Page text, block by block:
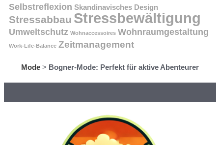
Selbstreflexion Skandinavisches Design
Stressabbau Stressbewältigung
Umweltschutz Wohnaccessoires Wohnraumgestaltung
Work-Life-Balance Zeitmanagement
Mode > Bogner-Mode: Perfekt für aktive Abenteurer